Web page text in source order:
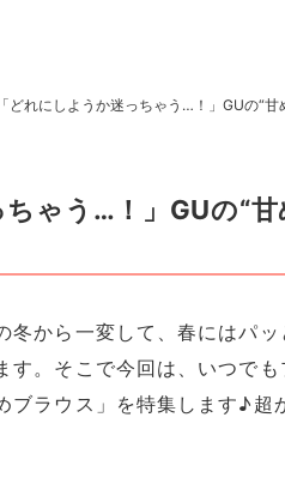
「どれにしようか迷っちゃう…！」GUの“
ちゃう…！」GUの“
冬から一変して、春にはパ
。そこで今回は、いつでも
ブラウス」を特集します♪超